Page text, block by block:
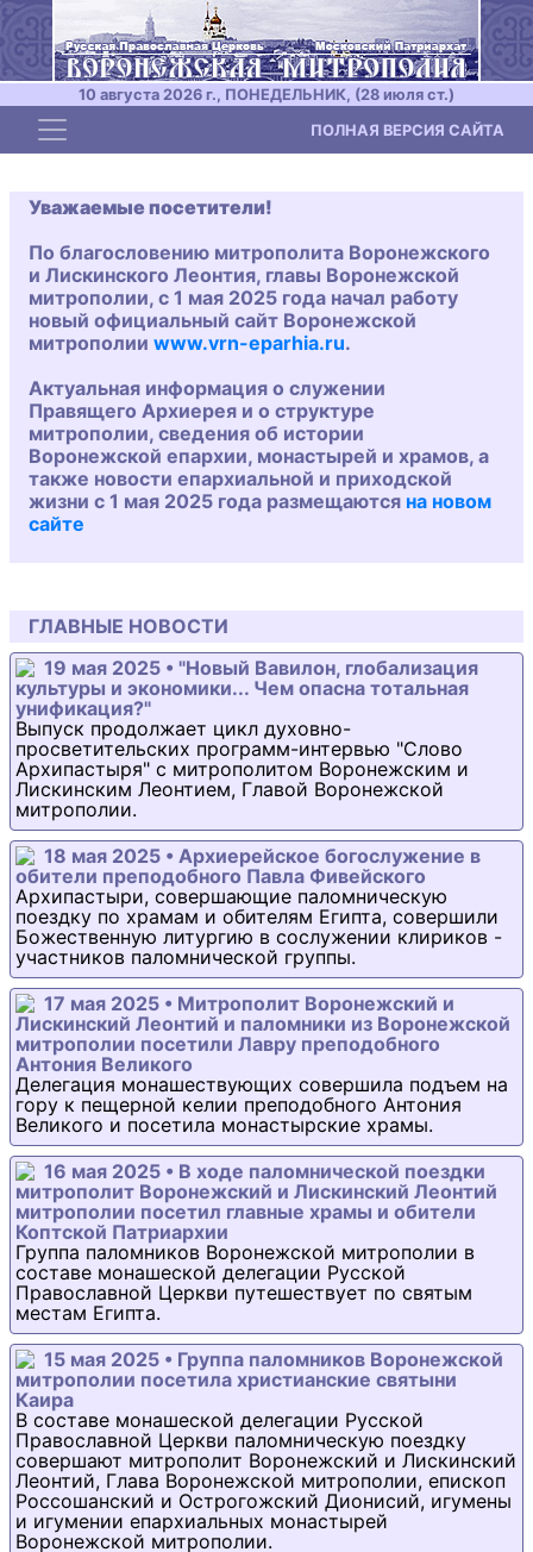
10 августа 2026 г., ПОНЕДЕЛЬНИК, (28 июля ст.)
Toggle navigation ПОЛНАЯ ВЕРСИЯ САЙТА
Уважаемые посетители!
По благословению митрополита Воронежского
и Лискинского Леонтия, главы Воронежской
митрополии, с 1 мая 2025 года начал работу
новый официальный сайт Воронежской
митрополии www.vrn-eparhia.ru.
Актуальная информация о служении
Правящего Архиерея и о структуре
митрополии, сведения об истории
Воронежской епархии, монастырей и храмов, а
также новости епархиальной и приходской
жизни с 1 мая 2025 года размещаются на новом
сайте
ГЛАВНЫЕ НОВОСТИ
19 мая 2025 • "Новый Вавилон, глобализация
культуры и экономики... Чем опасна тотальная
унификация?"
Выпуск продолжает цикл духовно-
просветительских программ-интервью "Слово
Архипастыря" с митрополитом Воронежским и
Лискинским Леонтием, Главой Воронежской
митрополии.
18 мая 2025 • Архиерейское богослужение в
обители преподобного Павла Фивейского
Архипастыри, совершающие паломническую
поездку по храмам и обителям Египта, совершили
Божественную литургию в сослужении клириков -
участников паломнической группы.
17 мая 2025 • Митрополит Воронежский и
Лискинский Леонтий и паломники из Воронежской
митрополии посетили Лавру преподобного
Антония Великого
Делегация монашествующих совершила подъем на
гору к пещерной келии преподобного Антония
Великого и посетила монастырские храмы.
16 мая 2025 • В ходе паломнической поездки
митрополит Воронежский и Лискинский Леонтий
митрополии посетил главные храмы и обители
Коптской Патриархии
Группа паломников Воронежской митрополии в
составе монашеской делегации Русской
Православной Церкви путешествует по святым
местам Египта.
15 мая 2025 • Группа паломников Воронежской
митрополии посетила христианские святыни
Каира
В составе монашеской делегации Русской
Православной Церкви паломническую поездку
совершают митрополит Воронежский и Лискинский
Леонтий, Глава Воронежской митрополии, епископ
Россошанский и Острогожский Дионисий, игумены
и игумении епархиальных монастырей
Воронежской митрополии.